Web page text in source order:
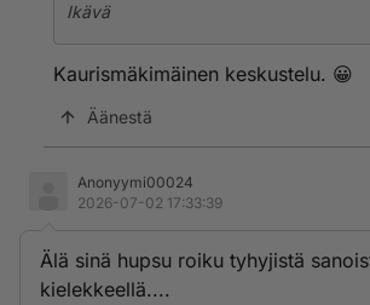
Ikävä
Kaurismäkimäinen keskustelu. 😀
Äänestä
Anonyymi00024
2026-07-02 17:33:39
Älä sinä hupsu roiku tyhyjistä
kielekkeellä....